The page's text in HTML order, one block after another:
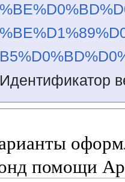
Идентификатор
помощи